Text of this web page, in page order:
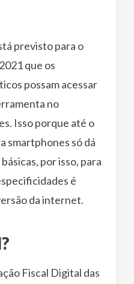
previsto para o
que os
possam acessar
no
Isso porque até o
smartphones só dá
por isso, para
é
da internet.
Fiscal Digital das